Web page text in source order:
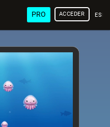
PRO ACCEDER